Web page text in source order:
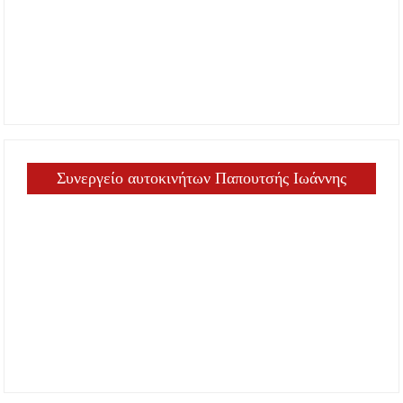
Συνεργείο αυτοκινήτων Παπουτσής Ιωάννης